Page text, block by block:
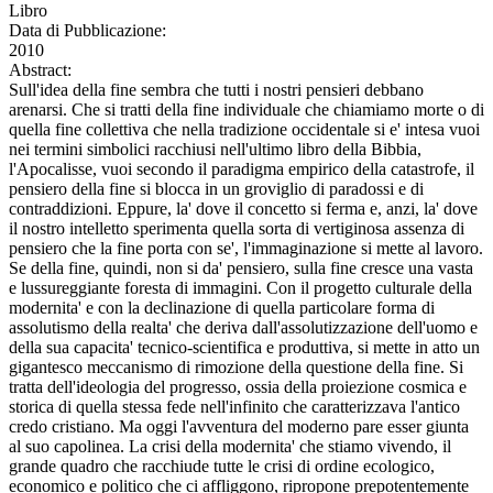
Libro
Data di Pubblicazione:
2010
Abstract:
Sull'idea della fine sembra che tutti i nostri pensieri debbano
arenarsi. Che si tratti della fine individuale che chiamiamo morte o di
quella fine collettiva che nella tradizione occidentale si e' intesa vuoi
nei termini simbolici racchiusi nell'ultimo libro della Bibbia,
l'Apocalisse, vuoi secondo il paradigma empirico della catastrofe, il
pensiero della fine si blocca in un groviglio di paradossi e di
contraddizioni. Eppure, la' dove il concetto si ferma e, anzi, la' dove
il nostro intelletto sperimenta quella sorta di vertiginosa assenza di
pensiero che la fine porta con se', l'immaginazione si mette al lavoro.
Se della fine, quindi, non si da' pensiero, sulla fine cresce una vasta
e lussureggiante foresta di immagini. Con il progetto culturale della
modernita' e con la declinazione di quella particolare forma di
assolutismo della realta' che deriva dall'assolutizzazione dell'uomo e
della sua capacita' tecnico-scientifica e produttiva, si mette in atto un
gigantesco meccanismo di rimozione della questione della fine. Si
tratta dell'ideologia del progresso, ossia della proiezione cosmica e
storica di quella stessa fede nell'infinito che caratterizzava l'antico
credo cristiano. Ma oggi l'avventura del moderno pare esser giunta
al suo capolinea. La crisi della modernita' che stiamo vivendo, il
grande quadro che racchiude tutte le crisi di ordine ecologico,
economico e politico che ci affliggono, ripropone prepotentemente